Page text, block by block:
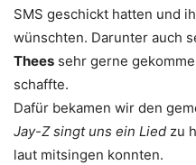
SMS geschickt hatten und
wünschten. Darunter auch
Thees sehr gerne
schaffte.
Dafür bekamen wir den
Jay-Z singt uns ein Lied zu
laut mitsingen konnten.